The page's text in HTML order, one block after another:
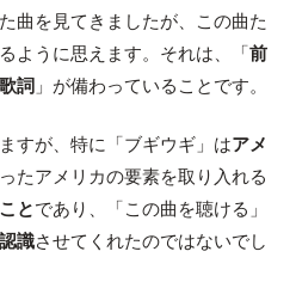
曲を見てきましたが、この曲た
ように思えます。それは、「前
詞 」が備わっていることです。
すが、特に「ブギウギ」はアメ
たアメリカの要素を取り入れる
とであり、「この曲を聴ける」
識させてくれたのではないでし